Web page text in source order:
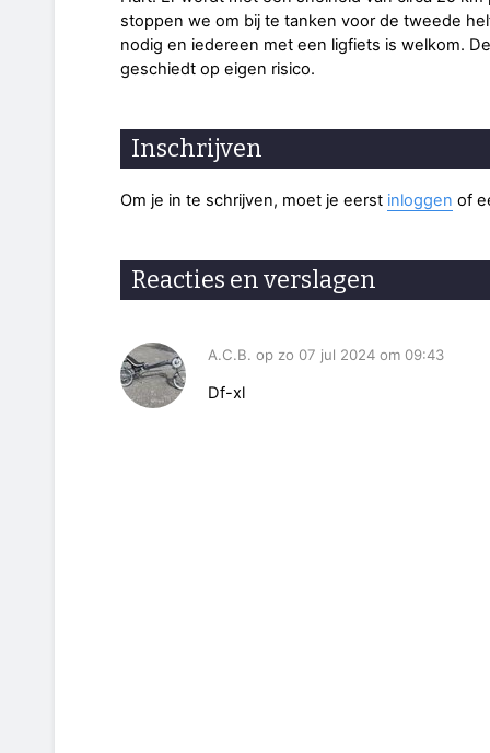
stoppen we om bij te tanken voor de tweede
nodig en iedereen met een ligfiets is welkom.
geschiedt op eigen risico.
Inschrijven
Om je in te schrijven, moet je eerst inloggen of
Reacties en verslagen
A.C.B. op zo 07 jul 2024 om 09:43
Df-xl